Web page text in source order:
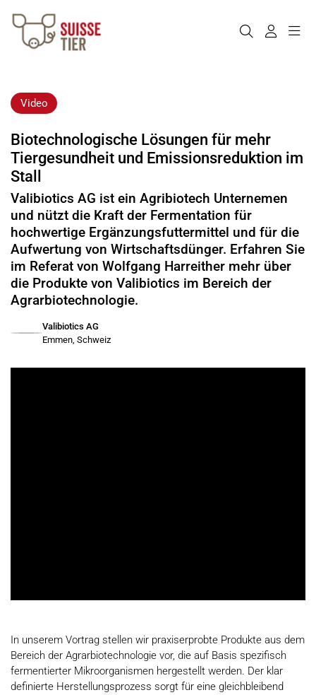
Video
Biotechnologische Lösungen für mehr
Tiergesundheit und Emissionsreduktion im
Stall
Valibiotics AG ist ein Agribiotech Unternemen
und nützt die Kraft der Fermentation für
hochwertige Ergänzungsfuttermittel und für die
Aufwertung von Wirtschaftsdünger. Erfahren Sie
im Referat von Wolfgang Harreither mehr über
die Produkte von Valibiotics im Bereich der
Agrarbiotechnologie.
Valibiotics AG
Emmen, Schweiz
In unserem Vortrag stellen wir praxiserprobte Produkte aus dem
Bereich der Agrarbiotechnologie vor, die auf Basis spezifisch
fermentierter Mikroorganismen hergestellt werden. Der klar
definierte Herstellungsprozess sorgt für eine gleichbleibend